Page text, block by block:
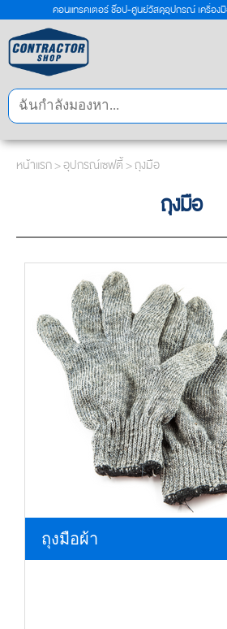
คอนแทรคเตอร์ ช๊อป-ศูนย์วัสดุอุปกรณ์ เครื่องมื
หน้าแรก>อุปกรณ์เซฟตี้>ถุงมือ
ถุงมือ
ถุงมือผ้า